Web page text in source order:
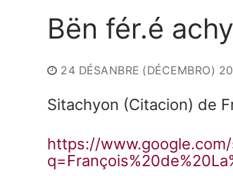
Bën fér.é
24 DÉSANBRE (DÉCEMBRO)
Sitachyon (Citacion) de
https://